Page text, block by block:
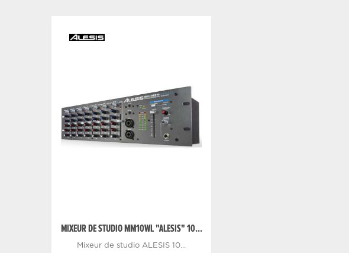
MIXEUR DE STUDIO MM10WL "ALESIS" 10...
Mixeur de studio ALESIS 10...